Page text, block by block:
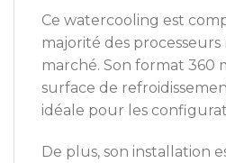
Ce watercooling est
majorité des
marché. Son format 360
surface de
idéale pour les
De plus, son installation